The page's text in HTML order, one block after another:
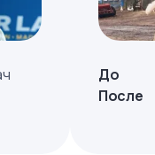
До
После